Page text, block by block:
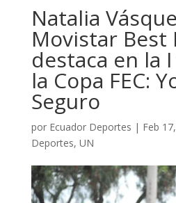
Natalia
Movistar Best
destaca en la
la Copa FEC:
Seguro
por Ecuador Deportes | Feb
Deportes, UN